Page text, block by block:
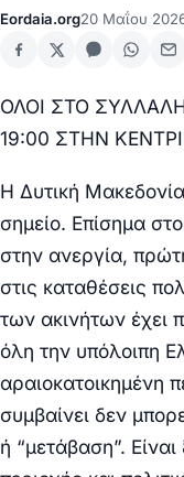
Eordaia.org20 Μαΐου
ΟΛΟΙ ΣΤΟ
19:00 ΣΤΗΝ
Η Δυτική
σημείο. Επίσημα
στην ανεργία,
στις καταθέσεις
των ακινήτων έχει
όλη την υπόλοιπη
αραιοκατοικημένη
συμβαίνει δεν
ή “μετάβαση”.